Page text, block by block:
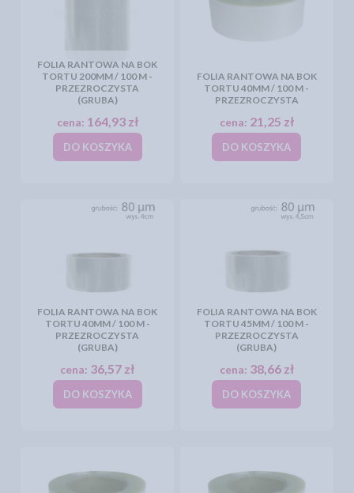
FOLIA RANTOWA NA BOK
TORTU 200MM / 100 M -
PRZEZROCZYSTA
(GRUBA)
cena: 164,93 zł
DO KOSZYKA
FOLIA RANTOWA NA BOK
TORTU 40MM / 100 M -
PRZEZROCZYSTA
cena: 21,25 zł
DO KOSZYKA
FOLIA RANTOWA NA BOK
TORTU 40MM / 100 M -
PRZEZROCZYSTA
(GRUBA)
cena: 36,57 zł
DO KOSZYKA
FOLIA RANTOWA NA BOK
TORTU 45MM / 100 M -
PRZEZROCZYSTA
(GRUBA)
cena: 38,66 zł
DO KOSZYKA